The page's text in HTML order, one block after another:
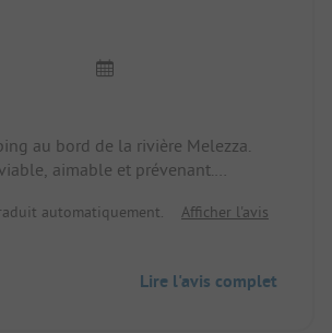
au bord de la rivière Melezza.
aimable et prévenant.
barbecue préparé. Bon
et bon cuisinier. Ses pizzas
abordable, tout va bien dans le
automatiquement.
Afficher l'avis
Lire l'avis complet